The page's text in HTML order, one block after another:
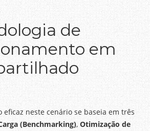
de
em
neste cenário se baseia em três
(Benchmarking),Otimização de